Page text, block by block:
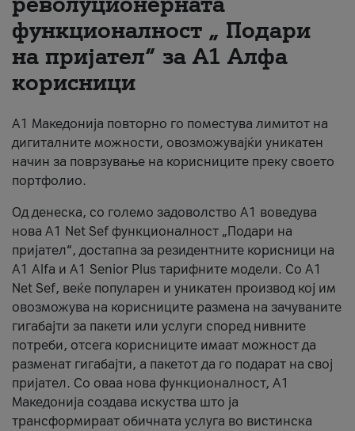
За нас
#ПодобарОнлајн
функционалност „ Подари
на пријател“ за А1 Алфа
корисници
А1 Македонија повторно го поместува лимитот на
дигиталните можности, овозможувајќи уникатен
начин за поврзување на корисниците преку своето
портфолио.
Од денеска, со големо задоволство А1 воведува
нова A1 Net Sef функционалност „Подари на
пријател“, достапна за резидентните корисници на
А1 Alfa и A1 Senior Plus тарифните модели. Со A1
Net Sef, веќе популарен и уникатен производ кој им
овозможува на корисниците размена на зачуваните
гигабајти за пакети или услуги според нивните
потреби, отсега корисниците имаат можност да
разменат гигабајти, а пакетот да го подарат на свој
пријател. Со оваа нова функционалност, А1
Македонија создава искуства што ја
трансформираат обичната услуга во вистинска